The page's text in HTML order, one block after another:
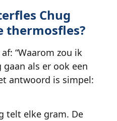
Chug
thermosfles?
“Waarom zou ik
als er ook een
antwoord is simpel:
telt elke gram. De